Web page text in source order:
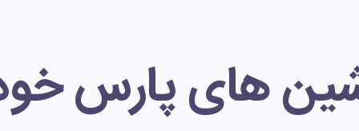
های پارس